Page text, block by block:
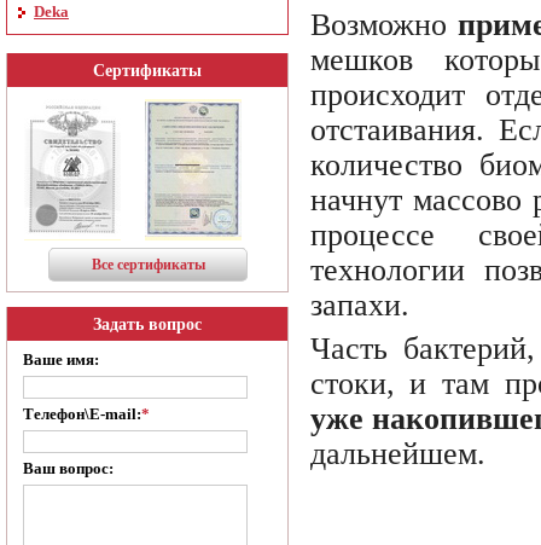
Deka
Сертификаты
Все сертификаты
Задать вопрос
Ваше имя:
Телефон\E-mail:*
Ваш вопрос:
Возможно
мешков
происходит
отстаивания.
количество
начнут массово
процессе
технологии
запахи.
Часть
стоки, и там
уже
дальнейшем.